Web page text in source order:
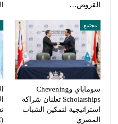
القروض…
مجتمع
سوماباي وChevening
Scholarships تعلنان شراكة
استراتيجية لتمكين الشباب
المصري
(M.A.R.C)…